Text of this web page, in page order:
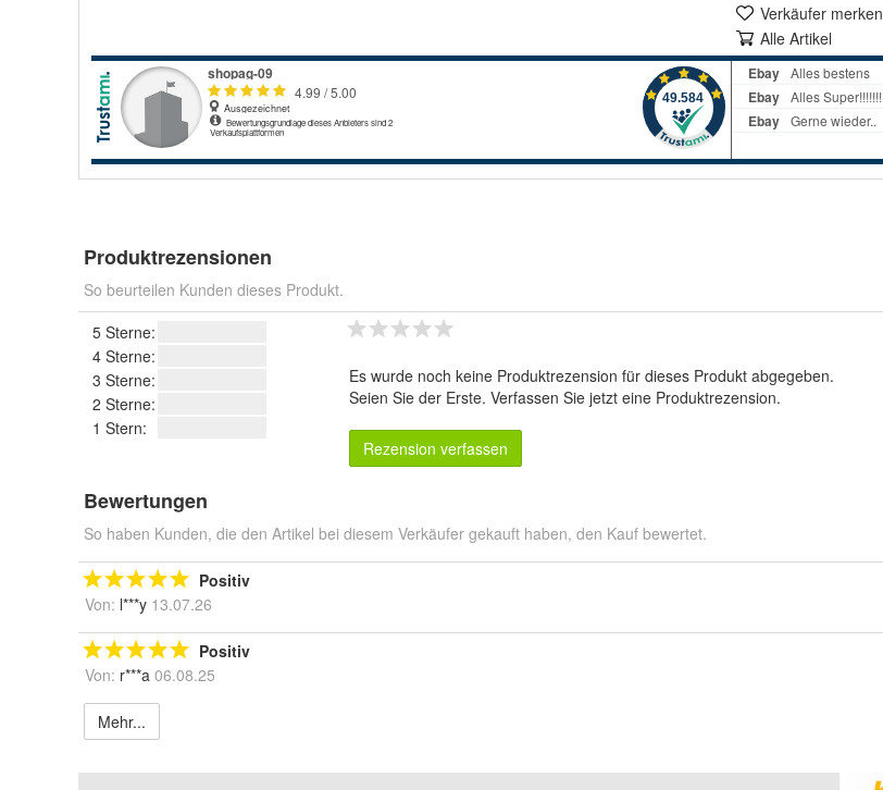
Verkäufer merken
Alle Artikel
Produktrezensionen
So beurteilen Kunden dieses Produkt.
5 Sterne:
4 Sterne:
3 Sterne:
2 Sterne:
1 Stern:
Es wurde noch keine Produktrezension für dieses Produkt abgegeben.
Seien Sie der Erste. Verfassen Sie jetzt eine Produktrezension.
Rezension verfassen
Bewertungen
So haben Kunden, die den Artikel bei diesem Verkäufer gekauft haben, den Kauf bewertet.
Positiv
Von: l***y 13.07.26
Positiv
Von: r***a 06.08.25
Mehr...